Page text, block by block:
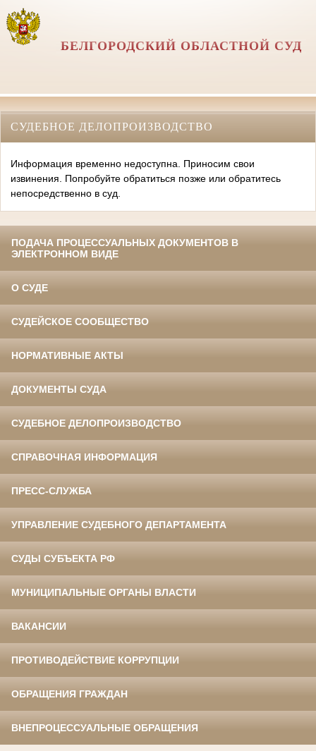
БЕЛГОРОДСКИЙ ОБЛАСТНОЙ СУД
СУДЕБНОЕ ДЕЛОПРОИЗВОДСТВО
Информация временно недоступна. Приносим свои
извинения. Попробуйте обратиться позже или обратитесь
непосредственно в суд.
ПОДАЧА ПРОЦЕССУАЛЬНЫХ ДОКУМЕНТОВ В
ЭЛЕКТРОННОМ ВИДЕ
О СУДЕ
СУДЕЙСКОЕ СООБЩЕСТВО
НОРМАТИВНЫЕ АКТЫ
ДОКУМЕНТЫ СУДА
СУДЕБНОЕ ДЕЛОПРОИЗВОДСТВО
СПРАВОЧНАЯ ИНФОРМАЦИЯ
ПРЕСС-СЛУЖБА
УПРАВЛЕНИЕ СУДЕБНОГО ДЕПАРТАМЕНТА
СУДЫ СУБЪЕКТА РФ
МУНИЦИПАЛЬНЫЕ ОРГАНЫ ВЛАСТИ
ВАКАНСИИ
ПРОТИВОДЕЙСТВИЕ КОРРУПЦИИ
ОБРАЩЕНИЯ ГРАЖДАН
ВНЕПРОЦЕССУАЛЬНЫЕ ОБРАЩЕНИЯ